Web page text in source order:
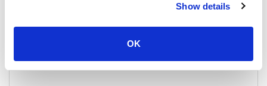
Show details
OK
जाएँ। विशेष रूप से उच्च यात्रा सीजन के दौरान अग्रिम बुकिंग की सिफारिश की जाती